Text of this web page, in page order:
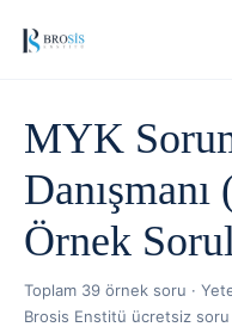
MYK
Örnek
Toplam 39 örnek soru ·
Brosis Enstitü ücretsiz